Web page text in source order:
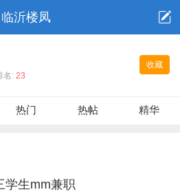
临沂楼凤
收藏
名: 23
热门 热帖 精华
学生mm兼职